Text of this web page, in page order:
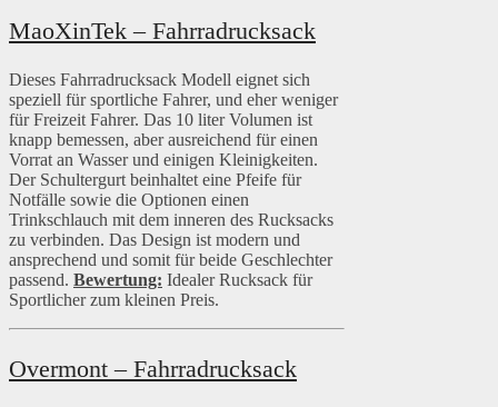
MaoXinTek – Fahrradrucksack
Dieses Fahrradrucksack Modell eignet sich
speziell für sportliche Fahrer, und eher weniger
für Freizeit Fahrer. Das 10 liter Volumen ist
knapp bemessen, aber ausreichend für einen
Vorrat an Wasser und einigen Kleinigkeiten.
Der Schultergurt beinhaltet eine Pfeife für
Notfälle sowie die Optionen einen
Trinkschlauch mit dem inneren des Rucksacks
zu verbinden. Das Design ist modern und
ansprechend und somit für beide Geschlechter
passend. Bewertung: Idealer Rucksack für
Sportlicher zum kleinen Preis.
Overmont – Fahrradrucksack